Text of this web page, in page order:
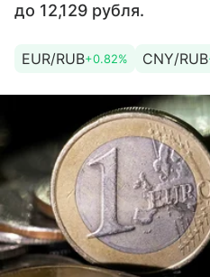
до 12,129 рубля.
EUR/RUB+0.82% CNY/RUB